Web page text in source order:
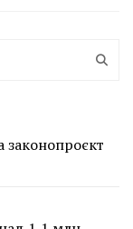
законопроєкт